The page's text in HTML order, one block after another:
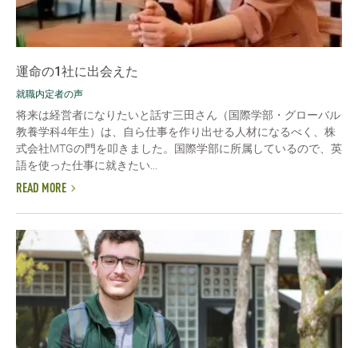
運命の1社に出会えた
就職内定者の声
将来は経営者になりたいと話す三田さん（国際学部・グローバル
教養学科4年生）は、自ら仕事を作り出せる人材になるべく、株
式会社MTGの門を叩きました。国際学部に所属しているので、英
語を使った仕事に就きたい...
READ MORE